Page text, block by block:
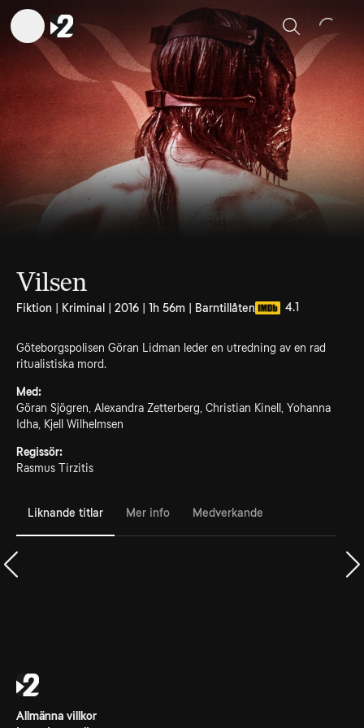
Sök
Vilsen
Fiktion | Kriminal | 2016 | 1h 56m | Barntillåten 4.1
Göteborgspolisen Göran Lidman leder en utredning av en rad
ritualistiska mord.
Med:
Göran Sjögren, Alexandra Zetterberg, Christian Kinell, Yohanna
Idha, Kjell Wilhelmsen
Regissör:
Rasmus Tirzitis
Liknande titlar Mer info Medverkande
Allmänna villkor